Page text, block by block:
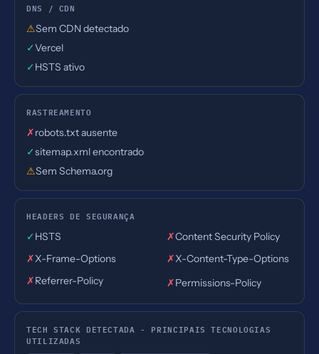
DNS / CDN
⚠Sem CDN detectado
✓Vercel
✓ HSTS ativo
RASTREAMENTO
✗robots.txt ausente
✓sitemap.xml encontrado
⚠Sem Schema.org
HEADERS DE SEGURANÇA
✓ HSTS ✗Content Security Policy
✗X-Frame-Options ✗X-Content-Type-Options
✗Referrer-Policy ✗Permissions-Policy
TECH STACK DETECTADA - PRINCIPAIS TECNOLOGIAS
UTILIZADAS